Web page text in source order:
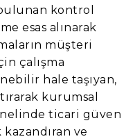
kontrol
esas alınarak
müşteri
çalışma
hale taşıyan,
kurumsal
ticari güven
ve